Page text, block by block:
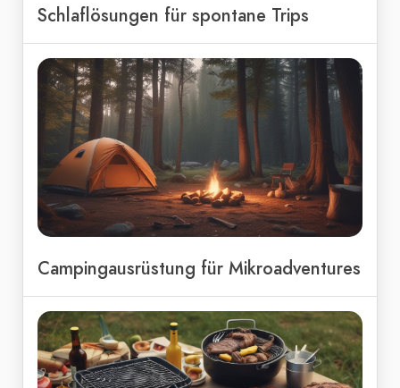
Schlaflösungen für spontane Trips
Campingausrüstung für Mikroadventures